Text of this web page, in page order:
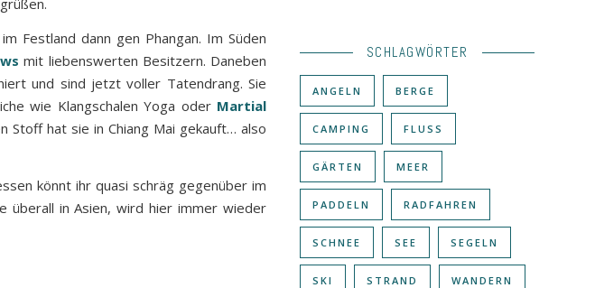
Festland dann gen Phangan. Im Süden
mit liebenswerten Besitzern. Daneben
und sind jetzt voller Tatendrang. Sie
wie Klangschalen Yoga oder Martial
hat sie in Chiang Mai gekauft… also
könnt ihr quasi schräg gegenüber im
überall in Asien, wird hier immer wieder
SCHLAGWÖRTER
ANGELN BERGE
CAMPING FLUSS
GÄRTEN MEER
PADDELN RADFAHREN
SCHNEE SEE SEGELN
SKI STRAND WANDERN